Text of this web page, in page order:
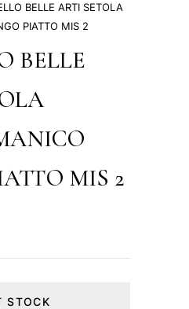
BELLE ARTI SETOLA
PIATTO MIS 2
BELLE
MIS 2
STOCK